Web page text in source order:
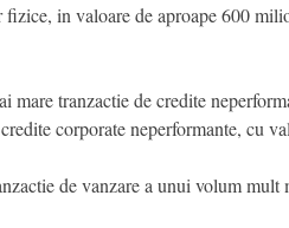
fizice, in valoare de aproape 600
mare tranzactie de credite
corporate neperformante, cu
de vanzare a unui volum